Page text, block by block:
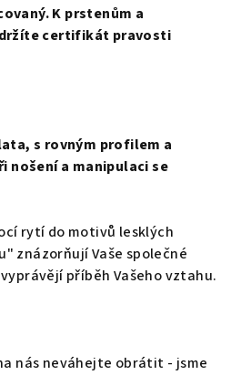
K prstenům a
certifikát pravosti
s rovným profilem a
nošení a manipulaci se
rytí do motivů lesklých
znázorňují Vaše společné
příběh Vašeho vztahu.
nás neváhejte obrátit - jsme